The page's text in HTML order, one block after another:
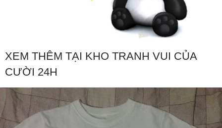
XEM THÊM TẠI KHO TRANH VUI CỦA
CƯỜI 24H